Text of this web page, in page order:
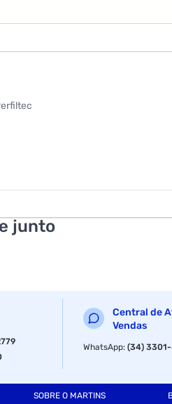
junto
Central de
Vendas
WhatsApp:(34) 3301-
SOBRE O MARTINS